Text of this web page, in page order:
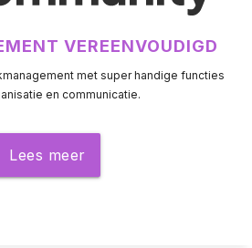
VEREENVOUDIGD
met super handige functies
en communicatie.
Lees meer